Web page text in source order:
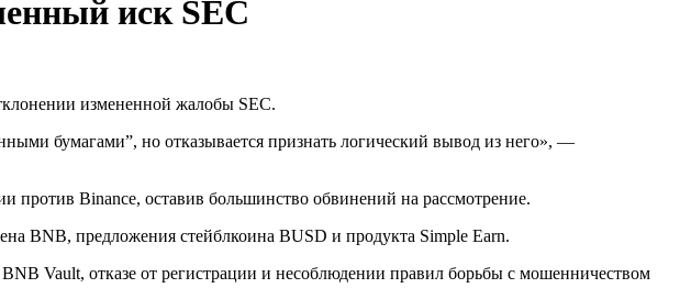
иск SEC
измененной жалобы SEC.
бумагами”, но отказывается признать логический вывод из него», —
против Binance, оставив большинство обвинений на рассмотрение.
BNB, предложения стейблкоина BUSD и продукта Simple Earn.
Vault, отказе от регистрации и несоблюдении правил борьбы с мошенничеством